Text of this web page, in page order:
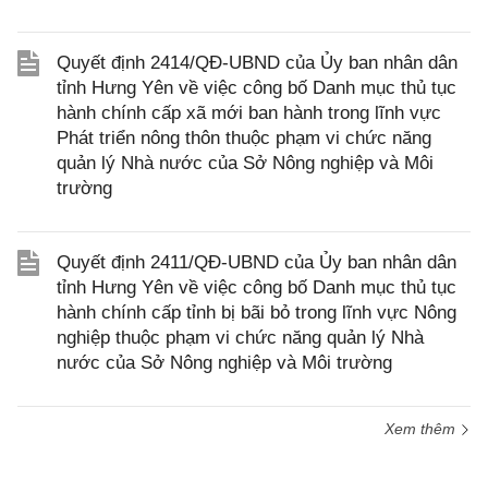
Quyết định 2414/QĐ-UBND của Ủy ban nhân dân
tỉnh Hưng Yên về việc công bố Danh mục thủ tục
hành chính cấp xã mới ban hành trong lĩnh vực
Phát triển nông thôn thuộc phạm vi chức năng
quản lý Nhà nước của Sở Nông nghiệp và Môi
trường
Quyết định 2411/QĐ-UBND của Ủy ban nhân dân
tỉnh Hưng Yên về việc công bố Danh mục thủ tục
hành chính cấp tỉnh bị bãi bỏ trong lĩnh vực Nông
nghiệp thuộc phạm vi chức năng quản lý Nhà
nước của Sở Nông nghiệp và Môi trường
Xem thêm